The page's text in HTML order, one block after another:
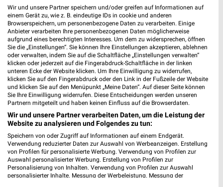
7 Prospekte
Müller
0,3 km
Müller
0,3 km
Wir und unsere Partner speichern und/oder greifen auf Informationen auf
einem Gerät zu, wie z. B. eindeutige IDs in cookie und anderen
Browserspeichern, um personenbezogene Daten zu verarbeiten. Einige
Anbieter verarbeiten Ihre personenbezogenen Daten möglicherweise
aufgrund eines berechtigten Interesses. Um dem zu widersprechen, öffnen
Sie die „Einstellungen“. Sie können Ihre Einstellungen akzeptieren, ablehnen
oder verwalten, indem Sie auf die Schaltfläche „Einstellungen verwalten“
klicken oder jederzeit auf die Fingerabdruck-Schaltfläche in der linken
unteren Ecke der Website klicken. Um Ihre Einwilligung zu widerrufen,
klicken Sie auf den Fingerabdruck oder den Link in der Fußzeile der Website
und klicken Sie auf den Menüpunkt „Meine Daten“. Auf dieser Seite können
Sie Ihre Einwilligung widerrufen. Diese Entscheidungen werden unseren
Partnern mitgeteilt und haben keinen Einfluss auf die Browserdaten.
Wir und unsere Partner verarbeiten Daten, um die Leistung der
Website zu analysieren und Folgendes zu tun:
Speichern von oder Zugriff auf Informationen auf einem Endgerät.
Verwendung reduzierter Daten zur Auswahl von Werbeanzeigen. Erstellung
von Profilen für personalisierte Werbung. Verwendung von Profilen zur
Auswahl personalisierter Werbung. Erstellung von Profilen zur
Personalisierung von Inhalten. Verwendung von Profilen zur Auswahl
personalisierter Inhalte. Messung der Werbeleistung. Messung der